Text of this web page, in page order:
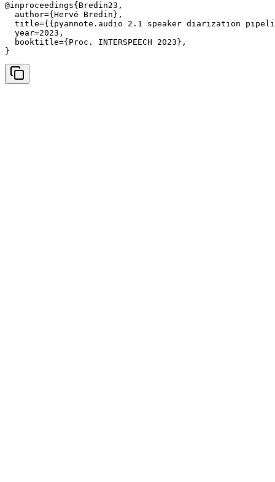
@inproceedings{Bredin23,
  author={Hervé Bredin},
title={{pyannote.audio 2.1 speaker diarization
  year=2023,
  booktitle={Proc. INTERSPEECH 2023},
}